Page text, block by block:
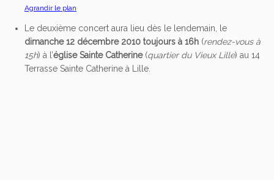
Agrandir le plan
Le deuxième concert aura lieu dès le lendemain, le
dimanche 12 décembre 2010 toujours à 16h (rendez-vous à
15h) à l’église Sainte Catherine(quartier du Vieux Lille) au 14
Terrasse Sainte Catherine à Lille.